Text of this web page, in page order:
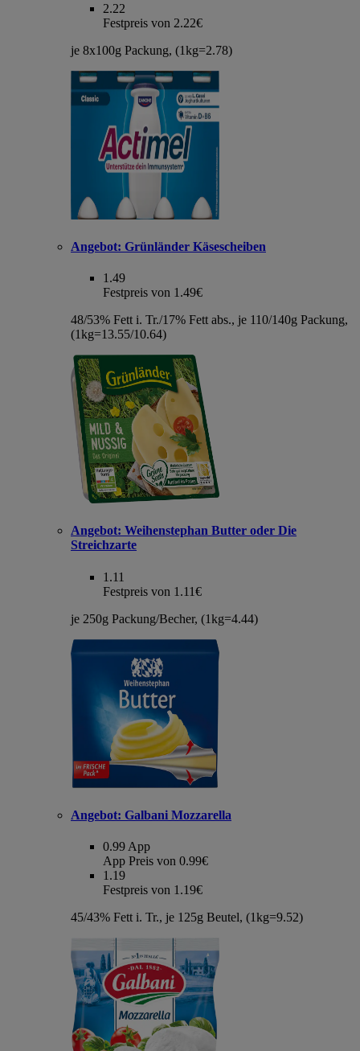
2.22
Festpreis von 2.22€
je 8x100g Packung, (1kg=2.78)
Angebot: Grünländer Käsescheiben
1.49
Festpreis von 1.49€
48/53% Fett i. Tr./17% Fett abs., je 110/140g Packung,
(1kg=13.55/10.64)
Angebot: Weihenstephan Butter oder Die
Streichzarte
1.11
Festpreis von 1.11€
je 250g Packung/Becher, (1kg=4.44)
Angebot: Galbani Mozzarella
0.99 App
App Preis von 0.99€
1.19
Festpreis von 1.19€
45/43% Fett i. Tr., je 125g Beutel, (1kg=9.52)